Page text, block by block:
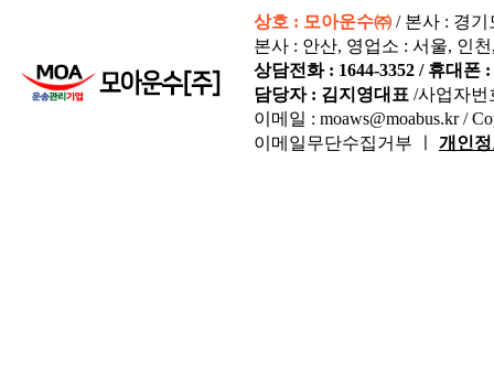
상호 : 모아운수㈜ / 본사 : 경기
본사 : 안산, 영업소 : 서울, 인
상담전화 : 1644-3352 / 휴대폰
담당자 : 김지영대표 /사업자번
이메일 : moaws@moabus.kr /
이메일무단수집거부 ㅣ 개인